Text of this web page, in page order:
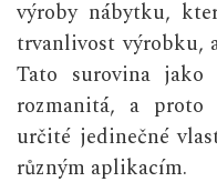
výroby nábytku,
trvanlivost výrobku,
Tato surovina
rozmanitá, a proto
určité jedinečné
různým aplikacím.